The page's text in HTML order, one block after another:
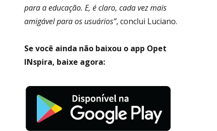
para a educação. E, é claro, cada vez mais
amigável para os usuários”, conclui Luciano.
Se você ainda não baixou o app Opet
INspira, baixe agora: